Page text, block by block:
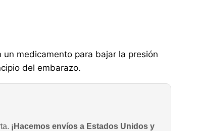
medicamento para bajar la presión
del embarazo.
¡Hacemos envíos a Estados Unidos y